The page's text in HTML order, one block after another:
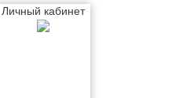
Личный кабинет